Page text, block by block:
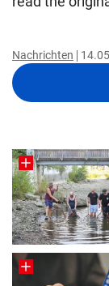
Nachrichten